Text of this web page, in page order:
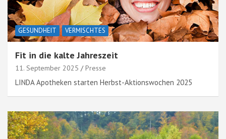
GESUNDHEIT VERMISCHTES
Fit in die kalte Jahreszeit
11. September 2025 Presse
LINDA Apotheken starten Herbst-Aktionswochen 2025